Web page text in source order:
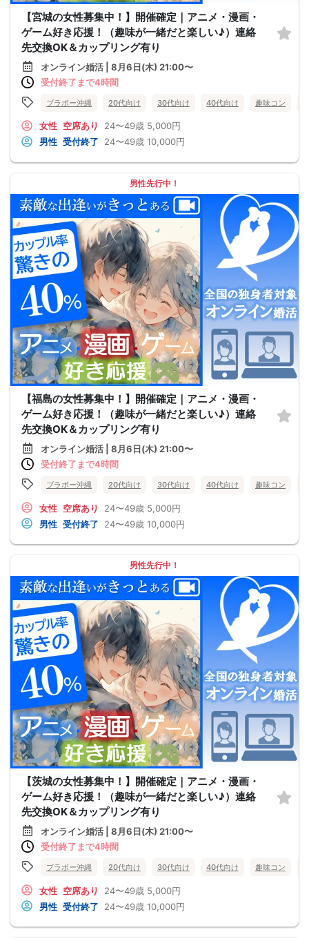
【宮城の女性募集中！】開催確定｜アニメ・漫画・
ゲーム好き応援！（趣味が一緒だと楽しい♪）連絡
先交換OK＆カップリング有り
オンライン婚活 | 8月6日(木) 21:00〜
受付終了まで4時間
ブラボー沖縄 20代向け 30代向け 40代向け 趣味コン
女性 空席あり 24〜49歳 5,000円
男性 受付終了 24〜49歳 10,000円
男性先行中！
【福島の女性募集中！】開催確定｜アニメ・漫画・
ゲーム好き応援！（趣味が一緒だと楽しい♪）連絡
先交換OK＆カップリング有り
オンライン婚活 | 8月6日(木) 21:00〜
受付終了まで4時間
ブラボー沖縄 20代向け 30代向け 40代向け 趣味コン
女性 空席あり 24〜49歳 5,000円
男性 受付終了 24〜49歳 10,000円
男性先行中！
【茨城の女性募集中！】開催確定｜アニメ・漫画・
ゲーム好き応援！（趣味が一緒だと楽しい♪）連絡
先交換OK＆カップリング有り
オンライン婚活 | 8月6日(木) 21:00〜
受付終了まで4時間
ブラボー沖縄 20代向け 30代向け 40代向け 趣味コン
女性 空席あり 24〜49歳 5,000円
男性 受付終了 24〜49歳 10,000円